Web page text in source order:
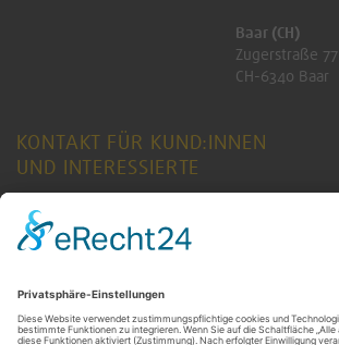
Baar (CH)
Zugerstraße 77
CH-6340 Baar
KONTAKT FÜR KUND:INNEN
UND INTERESSIERTE